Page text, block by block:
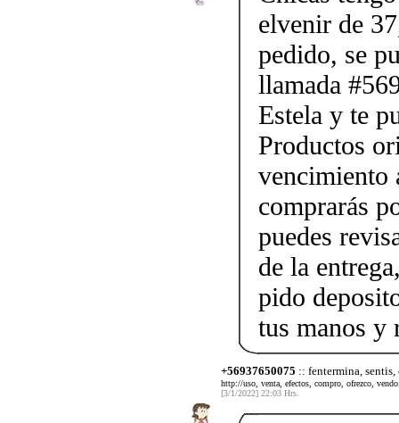
elvenir de
pedido, se
llamada
Estela y te
Productos
vencimiento
comprarás
puedes
de la
pido
tus manos y
+56937650075 :: fentermina,
http://uso, venta, efectos, compro, ofrezco,
[3/1/2022] 22:03 Hrs.